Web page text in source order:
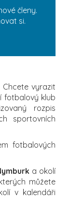
členy.
si.
vyrazit
fotbalový klub
rozpis
sportovních
fotbalových
a okolí
můžete
v kalendáři